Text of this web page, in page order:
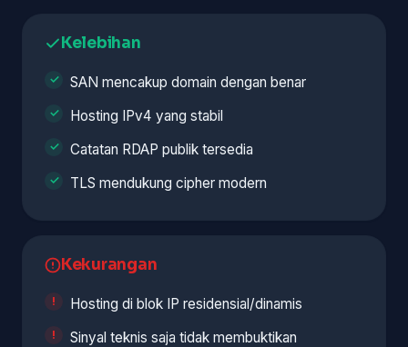
Kelebihan
SAN mencakup domain dengan benar
Hosting IPv4 yang stabil
Catatan RDAP publik tersedia
TLS mendukung cipher modern
Kekurangan
Hosting di blok IP residensial/dinamis
Sinyal teknis saja tidak membuktikan